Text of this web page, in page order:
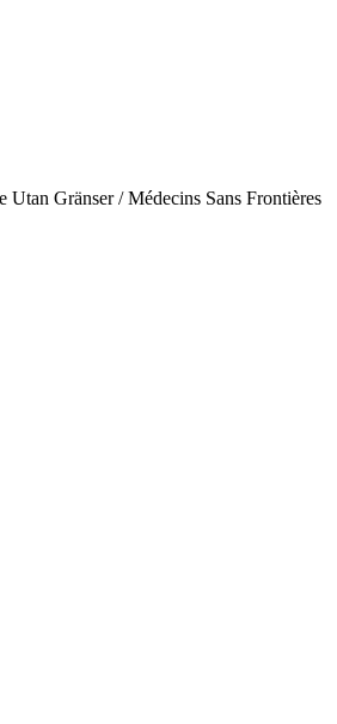
Gränser / Médecins Sans Frontières